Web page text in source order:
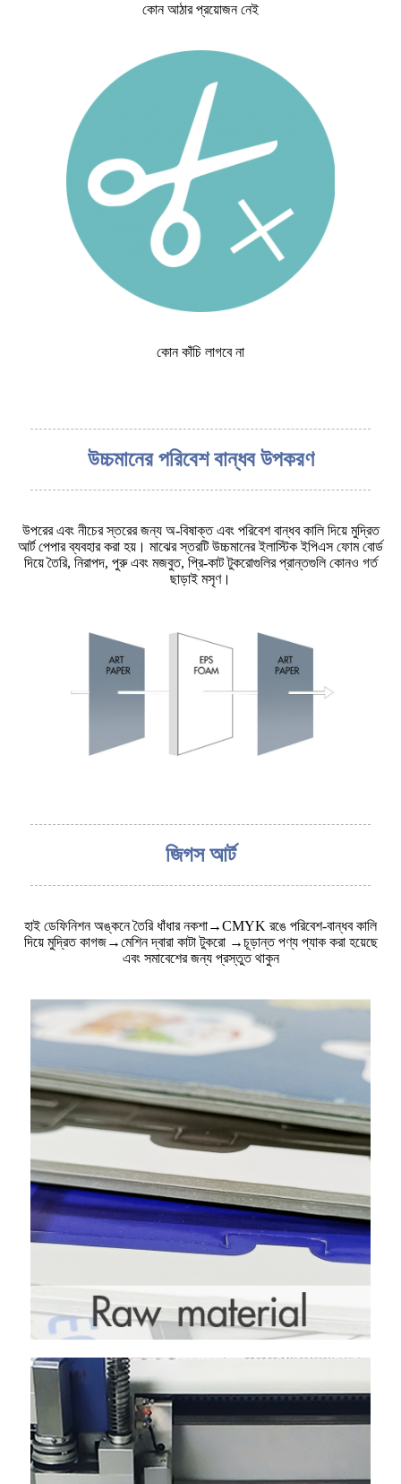
কোন আঠার প্রয়োজন নেই
কোন কাঁচি লাগবে না
উচ্চমানের পরিবেশ বান্ধব উপকরণ
উপরের এবং নীচের স্তরের জন্য অ-বিষাক্ত এবং পরিবেশ বান্ধব কালি দিয়ে মুদ্রিত
আর্ট পেপার ব্যবহার করা হয়। মাঝের স্তরটি উচ্চমানের ইলাস্টিক ইপিএস ফোম বোর্ড
দিয়ে তৈরি, নিরাপদ, পুরু এবং মজবুত, প্রি-কাট টুকরোগুলির প্রান্তগুলি কোনও গর্ত
ছাড়াই মসৃণ।
জিগস আর্ট
হাই ডেফিনিশন অঙ্কনে তৈরি ধাঁধার নকশা→CMYK রঙে পরিবেশ-বান্ধব কালি
দিয়ে মুদ্রিত কাগজ→মেশিন দ্বারা কাটা টুকরো →চূড়ান্ত পণ্য প্যাক করা হয়েছে
এবং সমাবেশের জন্য প্রস্তুত থাকুন